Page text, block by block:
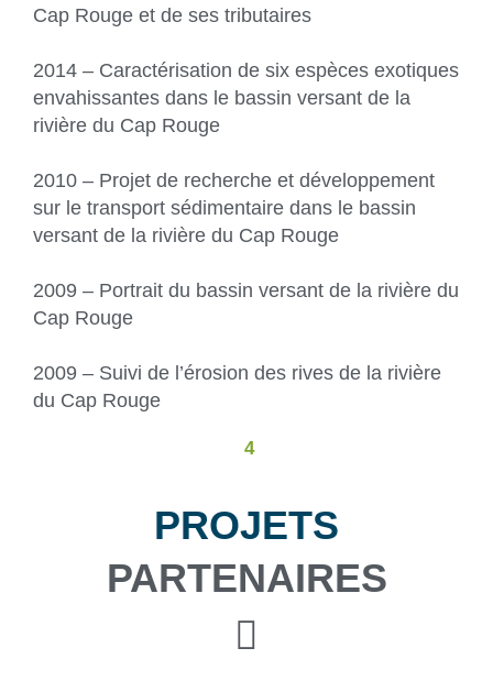
Cap Rouge et de ses tributaires
2014 – Caractérisation de six espèces exotiques
envahissantes dans le bassin versant de la
rivière du Cap Rouge
2010 – Projet de recherche et développement
sur le transport sédimentaire dans le bassin
versant de la rivière du Cap Rouge
2009 – Portrait du bassin versant de la rivière du
Cap Rouge
2009 – Suivi de l’érosion des rives de la rivière
du Cap Rouge
4
PROJETS
PARTENAIRES